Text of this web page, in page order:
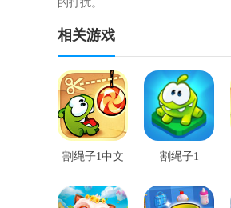
的打扰。
相关游戏
割绳子1中文 割绳子1